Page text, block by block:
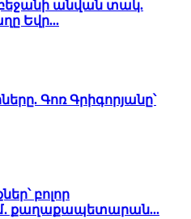
անվան տակ.
Եվր...
Գոռ Գրիգորյանը՝
բոլոր
քաղաքապետարան...